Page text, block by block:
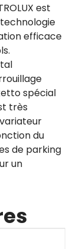
est
efficace
spécial
très
du
de parking
un